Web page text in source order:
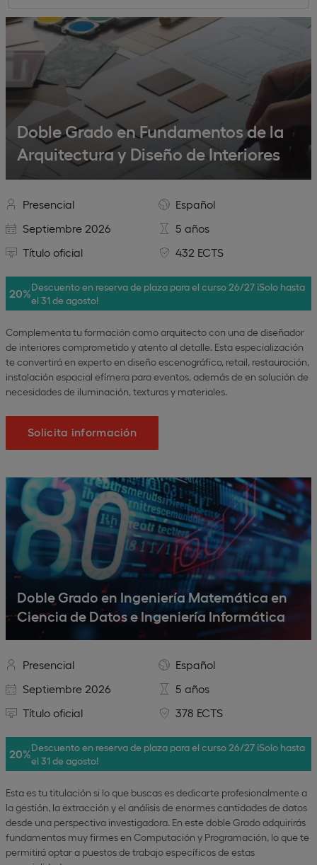
Doble Grado en Fundamentos de la
Arquitectura y Diseño de Interiores
Presencial
Español
Septiembre 2026
5 años
Título oficial
432 ECTS
20%Descuento en reserva de plaza para el curso 26/27 ¡Solo hasta
el 31 de agosto!
Complementa tu formación como arquitecto con una de diseñador
de interiores comprometido y atento al detalle. Esta especialización
te convertirá en experto en diseño escenográfico, retail, restauración,
instalación espacial efímera para eventos, además de en solución de
necesidades de iluminación, texturas y materiales.
Solicita información
Doble Grado en Ingeniería Matemática en
Ciencia de Datos e Ingeniería Informática
Presencial
Español
Septiembre 2026
5 años
Título oficial
378 ECTS
20%Descuento en reserva de plaza para el curso 26/27 ¡Solo hasta
el 31 de agosto!
Esta es tu titulación si lo que buscas es dedicarte profesionalmente a
la gestión, la extracción y el análisis de enormes cantidades de datos
desde una perspectiva investigadora. En este doble Grado adquirirás
fundamentos muy firmes en Computación y Programación, lo que te
permitirá optar a puestos de trabajo específicos de estas